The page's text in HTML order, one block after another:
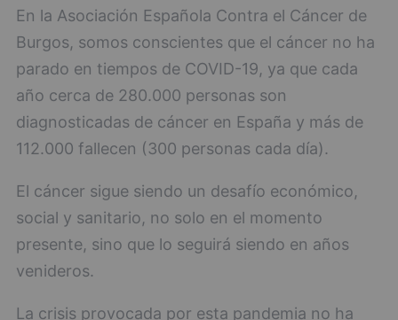
En la Asociación Española Contra el Cáncer de
Burgos, somos conscientes que el cáncer no ha
parado en tiempos de COVID-19, ya que cada
año cerca de 280.000 personas son
diagnosticadas de cáncer en España y más de
112.000 fallecen (300 personas cada día).
El cáncer sigue siendo un desafío económico,
social y sanitario, no solo en el momento
presente, sino que lo seguirá siendo en años
venideros.
La crisis provocada por esta pandemia no ha